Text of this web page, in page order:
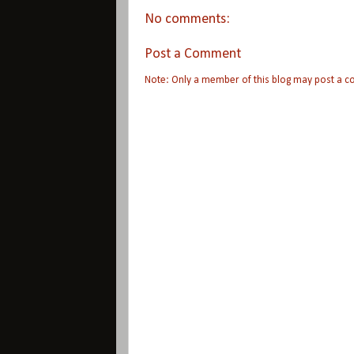
No comments:
Post a Comment
Note: Only a member of this blog may post a